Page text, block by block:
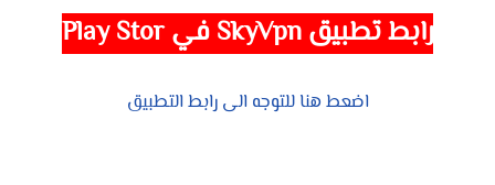
رابط تطبيق SkyVpn في Play Stor
اضعط هنا للتوجه الى رابط التطبيق